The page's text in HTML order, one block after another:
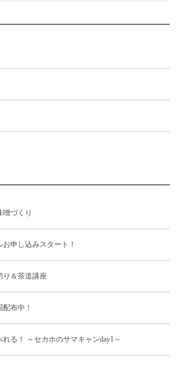
づくり
申し込みスタート！
り＆茶道講座
布中！
る！ ～セカホのサマキャンday1～